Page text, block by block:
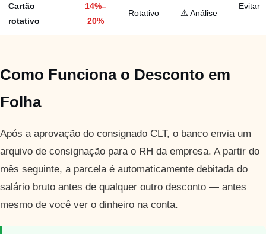
Cartão
rotativo
14%–
20%
Rotativo ⚠️ Análise
Evitar
Como Funciona o Desconto em
Folha
Após a aprovação do consignado CLT, o banco envia um
arquivo de consignação para o RH da empresa. A partir do
mês seguinte, a parcela é automaticamente debitada do
salário bruto antes de qualquer outro desconto — antes
mesmo de você ver o dinheiro na conta.